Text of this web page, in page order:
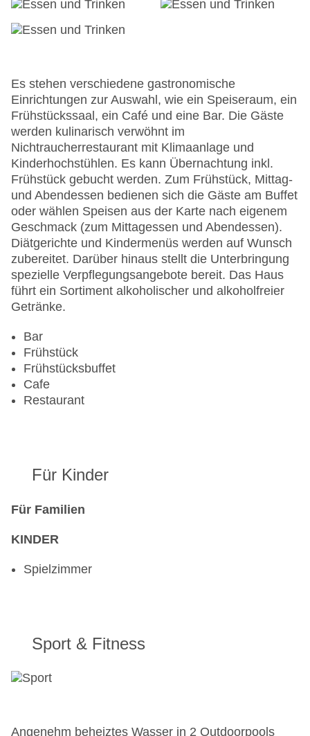
Hoteleröffnung: 2008
Lift
Anzahl der Konferenzräume: 1
Anzahl der Aufzüge: 1
Haustiere: gegen Gebühr
Zimmerservice
Sonnenterrasse
Gesamtanzahl der Stockwerke: 76
Gesamtanzahl der Zimmer: 392
Pools:Beheizter Außenpool, Outdoor Pool,
Sonnenschirme am Pool, Liegen am Pool
Zahlungsarten: American Express, Diners Club,
Mastercard, Visa
Landeskategorie: 5 Sterne
Es stehen verschiedene gastronomische
Einrichtungen zur Auswahl, wie ein Speiseraum, ein
Frühstückssaal, ein Café und eine Bar. Die Gäste
werden kulinarisch verwöhnt im
Nichtraucherrestaurant mit Klimaanlage und
Kinderhochstühlen. Es kann Übernachtung inkl.
Frühstück gebucht werden. Zum Frühstück, Mittag-
und Abendessen bedienen sich die Gäste am Buffet
oder wählen Speisen aus der Karte nach eigenem
Geschmack (zum Mittagessen und Abendessen).
Diätgerichte und Kindermenüs werden auf Wunsch
zubereitet. Darüber hinaus stellt die Unterbringung
spezielle Verpflegungsangebote bereit. Das Haus
führt ein Sortiment alkoholischer und alkoholfreier
Getränke.
Bar
Frühstück
Frühstücksbuffet
Cafe
Restaurant
Für Kinder
Für Familien
KINDER
Spielzimmer
Sport & Fitness
Angenehm beheiztes Wasser in 2 Outdoorpools